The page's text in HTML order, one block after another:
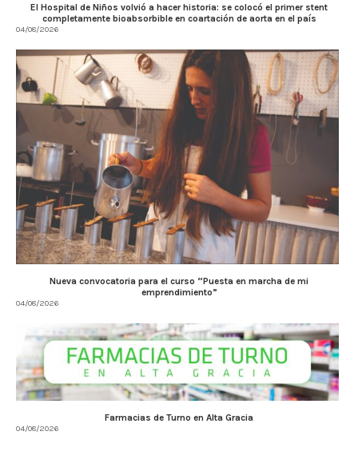
El Hospital de Niños volvió a hacer historia: se colocó el primer stent
completamente bioabsorbible en coartación de aorta en el país
04/08/2026
Nueva convocatoria para el curso “Puesta en marcha de mi
emprendimiento”
04/08/2026
Farmacias de Turno en Alta Gracia
04/08/2026